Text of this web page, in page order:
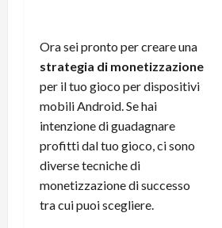
Ora sei pronto per creare una
strategia di monetizzazione
per il tuo gioco per dispositivi
mobili Android. Se hai
intenzione di guadagnare
profitti dal tuo gioco, ci sono
diverse tecniche di
monetizzazione di successo
tra cui puoi scegliere.